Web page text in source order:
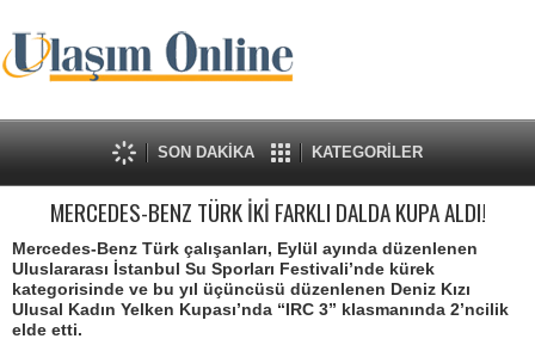
SON DAKİKA KATEGORİLER
MERCEDES-BENZ TÜRK İKİ FARKLI DALDA KUPA ALDI!
Mercedes-Benz Türk çalışanları, Eylül ayında düzenlenen
Uluslararası İstanbul Su Sporları Festivali’nde kürek
kategorisinde ve bu yıl üçüncüsü düzenlenen Deniz Kızı
Ulusal Kadın Yelken Kupası’nda “IRC 3” klasmanında 2’ncilik
elde etti.